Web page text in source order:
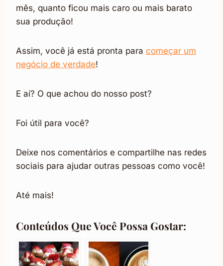
mês, quanto ficou mais caro ou mais barato
sua produção!
Assim, você já está pronta para começar um
negócio de verdade!
E aí? O que achou do nosso post?
Foi útil para você?
Deixe nos comentários e compartilhe nas redes
sociais para ajudar outras pessoas como você!
Até mais!
Conteúdos Que Você Possa Gostar: